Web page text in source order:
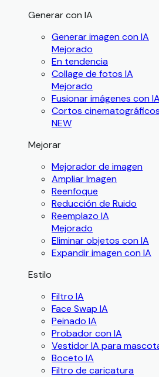
Generar con IA
Generar imagen con IA
Mejorado
En tendencia
Collage de fotos IA
Mejorado
Fusionar imágenes con IA
Cortos
NEW
Mejorar
Mejorador de imagen
Ampliar Imagen
Reenfoque
Reducción de Ruido
Reemplazo IA
Mejorado
Eliminar objetos con IA
Expandir imagen con IA
Estilo
Filtro IA
Face Swap IA
Peinado IA
Probador con IA
Vestidor IA para
Boceto IA
Filtro de caricatura